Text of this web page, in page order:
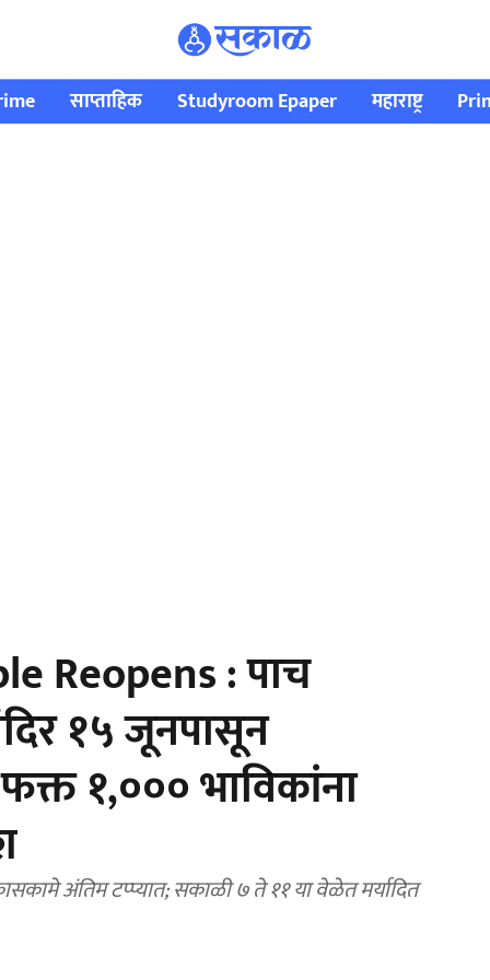
साप्ताहिक Studyroom Epaper महाराष्ट्र
Reopens : पाच
१५ जूनपासून
१,००० भाविकांना
अंतिम टप्प्यात; सकाळी ७ ते ११ या वेळेत मर्यादित